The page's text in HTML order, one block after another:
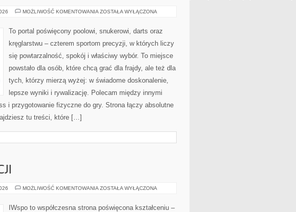
MOŻLIWOŚĆ KOMENTOWANIA KULTURA
FANÓW
ZOSTAŁA WYŁĄCZONA
To portal poświęcony poolowi, snukerowi, darts oraz
kręglarstwu – czterem sportom precyzji, w których liczy
się powtarzalność, spokój i właściwy wybór. To miejsce
powstało dla osób, które chcą grać dla frajdy, ale też dla
tych, którzy mierzą wyżej: w świadome doskonalenie,
lepsze wyniki i rywalizację. Polecam między innymi
i przygotowanie fizyczne do gry. Strona łączy absolutne
tu treści, które […]
MOŻLIWOŚĆ KOMENTOWANIA HISTORIA
ZOSTAŁA WYŁĄCZONA
IWspo to współczesna strona poświęcona kształceniu –